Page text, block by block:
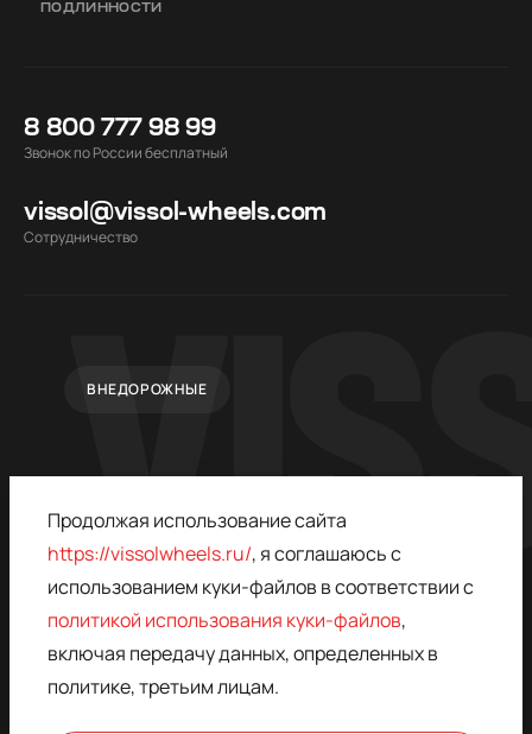
ПОДЛИННОСТИ
8 800 777 98 99
Звонок по России бесплатный
vissol@vissol-wheels.com
Cотрудничество
ВНЕДОРОЖНЫЕ
© 2015–2026,
* - ЗАПРЕЩЁН В РОССИИ,
ПРИНАДЛЕЖИТ META
ПОЛИТИКА
ДОГОВОР ОФЕРТЫ
ПОЛИТИКА
Продолжая использование сайта
https://vissolwheels.ru/, я соглашаюсь с
использованием куки-файлов в соответствии с
политикой использования куки-файлов,
включая передачу данных, определенных в
политике, третьим лицам.